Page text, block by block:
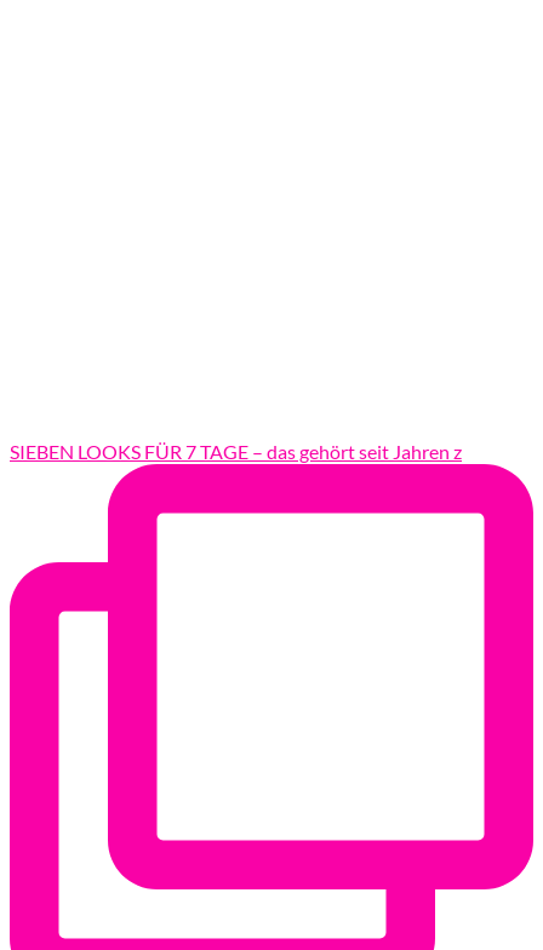
SIEBEN LOOKS FÜR 7 TAGE – das gehört seit Jahren z